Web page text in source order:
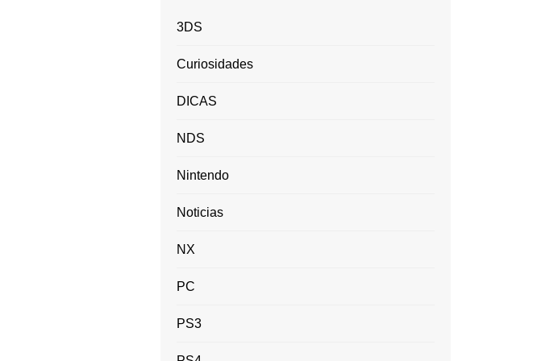
3DS
Curiosidades
DICAS
NDS
Nintendo
Noticias
NX
PC
PS3